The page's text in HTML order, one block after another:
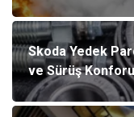
Skoda Yedek
ve Sürüş Konforu